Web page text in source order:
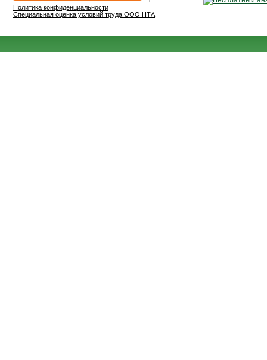
Политика конфиденциальности
Специальная оценка условий труда ООО НТА